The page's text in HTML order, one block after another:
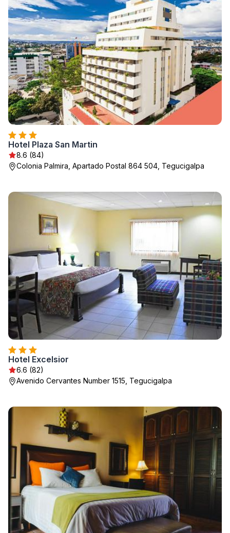
Hotel Plaza San Martin
8.6 (84)
Colonia Palmira, Apartado Postal 864 504, Tegucigalpa
Hotel Excelsior
6.6 (82)
Avenido Cervantes Number 1515, Tegucigalpa